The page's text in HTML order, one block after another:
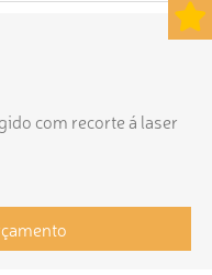
com recorte á laser